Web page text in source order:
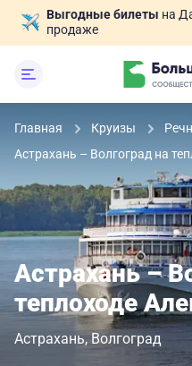
Выгодные билеты на
продаже
Главная Круизы
Астрахань – Волгоград на
Астрахань –
теплоходе
Астрахань Волгоград